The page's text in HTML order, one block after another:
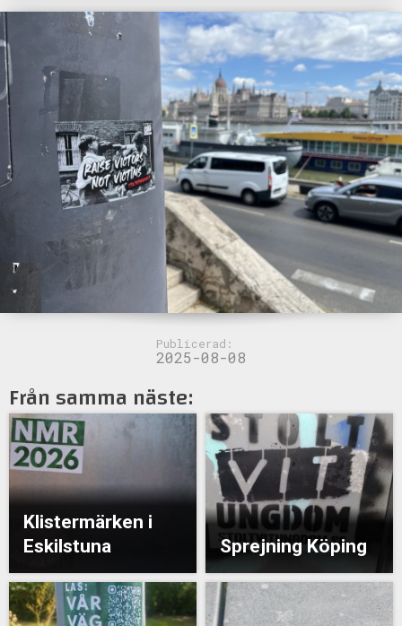
Publicerad:
2025-08-08
Från samma näste:
Klistermärken i
Eskilstuna
Sprejning Köping